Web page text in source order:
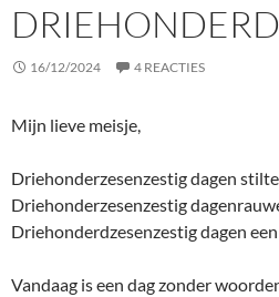
16/12/2024 4 REACTIES
Mijn lieve meisje,
Driehonderzesenzestig dagen
Driehonderzesenzestig
Driehonderdzesenzestig dagen
Vandaag is een dag zonder